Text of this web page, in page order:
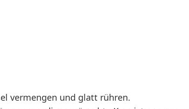
vermengen und glatt rühren.